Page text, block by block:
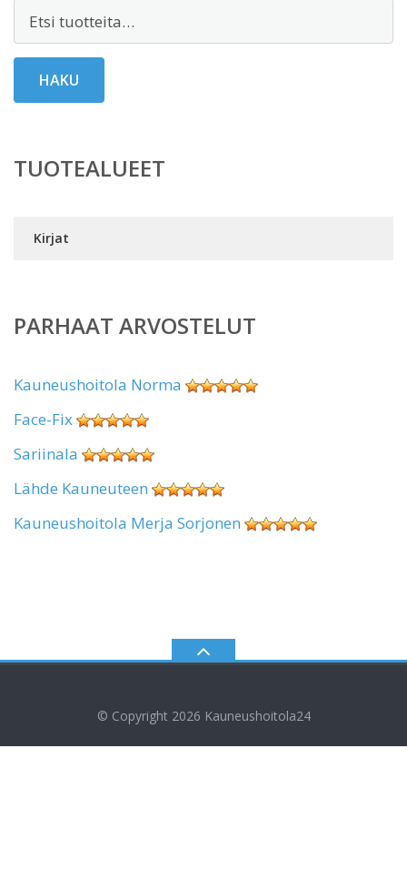
HAKU
TUOTEALUEET
Kirjat
PARHAAT ARVOSTELUT
Kauneushoitola Norma
Face-Fix
Sariinala
Lähde Kauneuteen
Kauneushoitola Merja Sorjonen
© Copyright 2026 Kauneushoitola24